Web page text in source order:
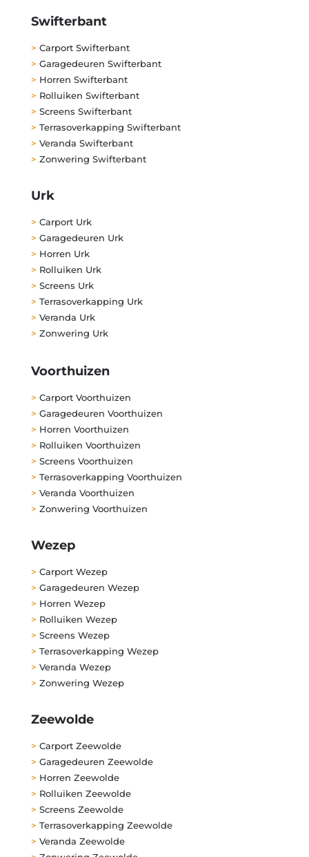
Swifterbant
> Carport Swifterbant
> Garagedeuren Swifterbant
> Horren Swifterbant
> Rolluiken Swifterbant
> Screens Swifterbant
> Terrasoverkapping Swifterbant
> Veranda Swifterbant
> Zonwering Swifterbant
Urk
> Carport Urk
> Garagedeuren Urk
> Horren Urk
> Rolluiken Urk
> Screens Urk
> Terrasoverkapping Urk
> Veranda Urk
> Zonwering Urk
Voorthuizen
> Carport Voorthuizen
> Garagedeuren Voorthuizen
> Horren Voorthuizen
> Rolluiken Voorthuizen
> Screens Voorthuizen
> Terrasoverkapping Voorthuizen
> Veranda Voorthuizen
> Zonwering Voorthuizen
Wezep
> Carport Wezep
> Garagedeuren Wezep
> Horren Wezep
> Rolluiken Wezep
> Screens Wezep
> Terrasoverkapping Wezep
> Veranda Wezep
> Zonwering Wezep
Zeewolde
> Carport Zeewolde
> Garagedeuren Zeewolde
> Horren Zeewolde
> Rolluiken Zeewolde
> Screens Zeewolde
> Terrasoverkapping Zeewolde
> Veranda Zeewolde